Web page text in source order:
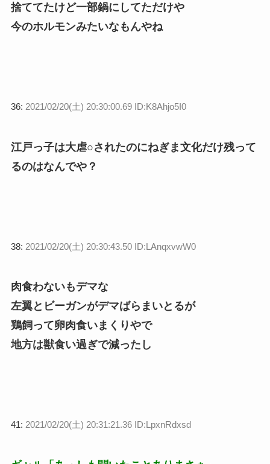
捨ててたけど一部鍋にしてただけや
今のホルモンみたいなもんやね
36: 2021/02/20(土) 20:30:00.69 ID:K8Ahjo5I0
江戸っ子は大虐○されたのにねぎま文化だけ残って
るのはなんでや？
38: 2021/02/20(土) 20:30:43.50 ID:LAnqxvwW0
肉食わないもデマな
左翼とビーガンがデマばらまいとるが
鶏飼って卵肉食いまくりやで
地方は獣食い過ぎで減ったし
41: 2021/02/20(土) 20:31:21.36 ID:LpxnRdxsd